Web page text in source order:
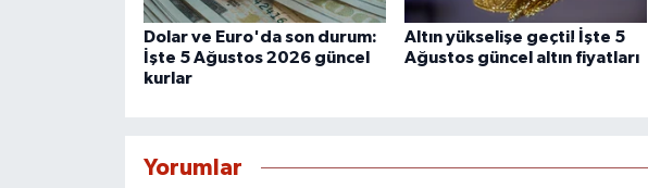
Dolar ve Euro'da son durum:
İşte 5 Ağustos 2026 güncel
kurlar
Altın yükselişe geçti! İşte 5
Ağustos güncel altın fiyatları
Yorumlar